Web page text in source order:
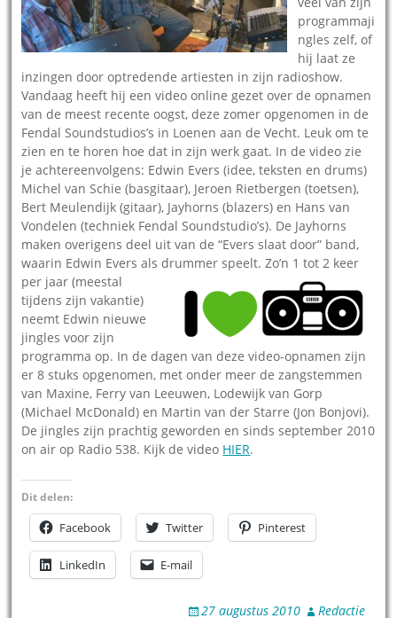
programmaji
ngles zelf, of
hij laat ze
inzingen door optredende artiesten in zijn radioshow.
Vandaag heeft hij een video online gezet over de opnamen
van de meest recente oogst, deze zomer opgenomen in de
Fendal Soundstudios’s in Loenen aan de Vecht. Leuk om te
zien en te horen hoe dat in zijn werk gaat. In de video zie
je achtereenvolgens: Edwin Evers (idee, teksten en drums)
Michel van Schie (basgitaar), Jeroen Rietbergen (toetsen),
Bert Meulendijk (gitaar), Jayhorns (blazers) en Hans van
Vondelen (techniek Fendal Soundstudio’s). De Jayhorns
maken overigens deel uit van de “Evers slaat door” band,
waarin Edwin Evers als drummer speelt. Zo’n 1 tot 2 keer
per jaar (meestal
tijdens zijn vakantie)
neemt Edwin nieuwe
jingles voor zijn
programma op. In de dagen van deze video-opnamen zijn
er 8 stuks opgenomen, met onder meer de zangstemmen
van Maxine, Ferry van Leeuwen, Lodewijk van Gorp
(Michael McDonald) en Martin van der Starre (Jon Bonjovi).
De jingles zijn prachtig geworden en sinds september 2010
on air op Radio 538. Kijk de video HIER.
Dit delen:
Facebook Twitter Pinterest
LinkedIn E-mail
27 augustus 2010 Redactie